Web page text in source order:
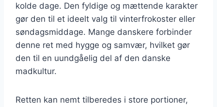
kolde dage. Den fyldige og mættende karakter
gør den til et ideelt valg til vinterfrokoster eller
søndagsmiddage. Mange danskere forbinder
denne ret med hygge og samvær, hvilket gør
den til en uundgåelig del af den danske
madkultur.
Retten kan nemt tilberedes i store portioner,